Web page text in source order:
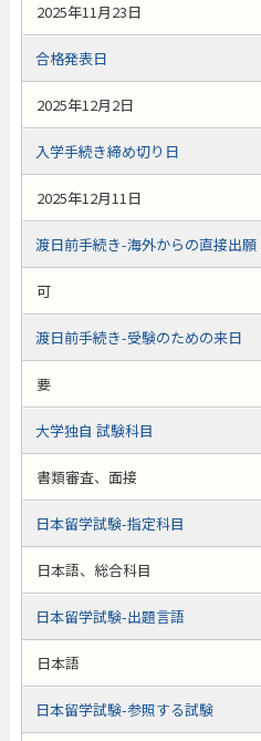
2025年11月23日
合格発表日
2025年12月2日
入学手続き締め切り日
2025年12月11日
渡日前手続き-海外からの直接出願
可
渡日前手続き-受験のための来日
要
大学独自 試験科目
書類審査、面接
日本留学試験-指定科目
日本語、総合科目
日本留学試験-出題言語
日本語
日本留学試験-参照する試験